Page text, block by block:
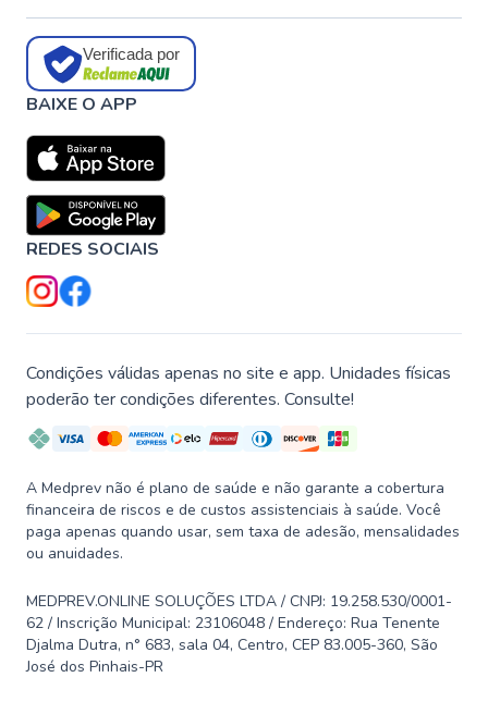
Verificada por
BAIXE O APP
REDES SOCIAIS
Condições válidas apenas no site e app. Unidades físicas
poderão ter condições diferentes. Consulte!
A Medprev não é plano de saúde e não garante a cobertura
financeira de riscos e de custos assistenciais à saúde. Você
paga apenas quando usar, sem taxa de adesão, mensalidades
ou anuidades.
MEDPREV.ONLINE SOLUÇÕES LTDA / CNPJ: 19.258.530/0001-
62 / Inscrição Municipal: 23106048 / Endereço: Rua Tenente
Djalma Dutra, n° 683, sala 04, Centro, CEP 83.005-360, São
José dos Pinhais-PR